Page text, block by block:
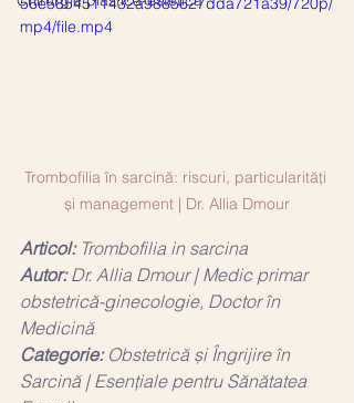
mp4/file.mp4
Trombofilia în sarcină: riscuri, particularități
și management | Dr. Allia Dmour
Articol: Trombofilia in sarcina
Autor: Dr. Allia Dmour | Medic primar
obstetrică-ginecologie, Doctor în
Medicină
Categorie: Obstetrică și Îngrijire în
Sarcină | Esențiale pentru Sănătatea